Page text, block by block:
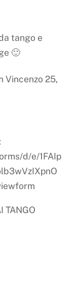
tango e
🙂
Vincenzo 25,
d/e/1FAIp
TANGO